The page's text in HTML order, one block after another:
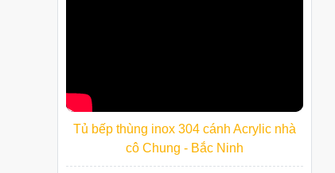
Tủ bếp thùng inox 304 cánh Acrylic nhà
cô Chung - Bắc Ninh